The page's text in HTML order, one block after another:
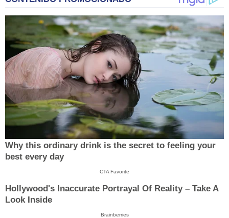
Why this ordinary drink is the secret to feeling your
best every day
CTA Favorite
Hollywood's Inaccurate Portrayal Of Reality – Take A
Look Inside
Brainberries